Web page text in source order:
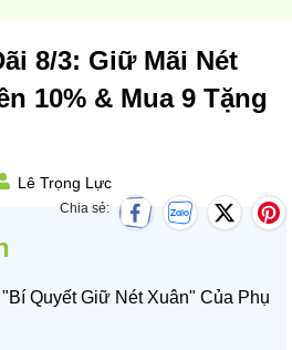
8/3: Giữ Mãi Nét
10% & Mua 9 Tặng
Lê Trọng Lực
Chia sẻ:
Quyết Giữ Nét Xuân" Của Phụ